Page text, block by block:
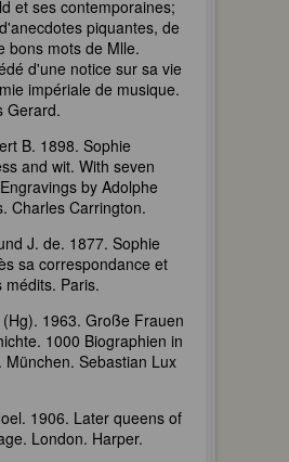
et ses contemporaines;
piquantes, de
bons mots de Mlle.
d'une notice sur sa vie
impériale de musique.
Gerard.
B. 1898. Sophie
and wit. With seven
by Adolphe
Charles Carrington.
J. de. 1877. Sophie
sa correspondance et
médits. Paris.
1963. Große Frauen
1000 Biographien in
München. Sebastian Lux
1906. Later queens of
London. Harper.